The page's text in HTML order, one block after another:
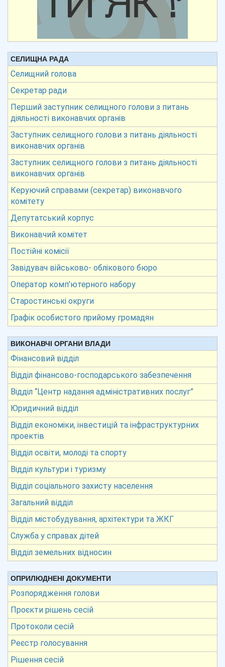
СЕЛИЩНА РАДА
Селищний голова
Секретар ради
Перший заступник селищного голови з питань
діяльності виконавчих органів
Заступник селищного голови з питань діяльності
виконавчих органів
Заступник селищного голови з питань діяльності
виконавчих органів
Керуючий справами (секретар) виконавчого
комітету
Депутатський корпус
Виконавчий комітет
Постійні комісії
Завідувач військово- облікового бюро
Оператор комп’ютерного набору
Старостинські округи
Графік особистого прийому громадян
ВИКОНАВЧІ ОРГАНИ ВЛАДИ
Фінансовий відділ
Відділ фінансово-господарського забезпечення
Відділ “Центр надання адміністративних послуг”
Юридичний відділ
Відділ економіки, інвестицій та інфраструктурних
проектів
Відділ освіти, молоді та спорту
Відділ культури і туризму
Відділ соціального захисту населення
Загальний відділ
Відділ містобудування, архітектури та ЖКГ
Служба у справах дітей
Відділ земельних відносин
ОПРИЛЮДНЕНІ ДОКУМЕНТИ
Розпорядження голови
Проєкти рішень сесій
Протоколи сесій
Реєстр голосування
Рішення сесій